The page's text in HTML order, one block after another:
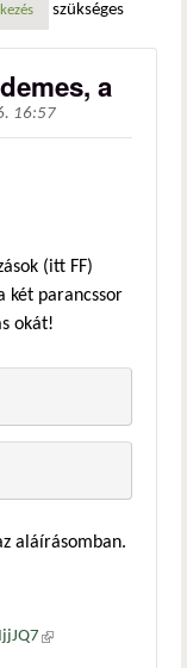
szükséges
a
16:57
(itt FF)
két parancssor
okát!
aláírásomban.
(külső